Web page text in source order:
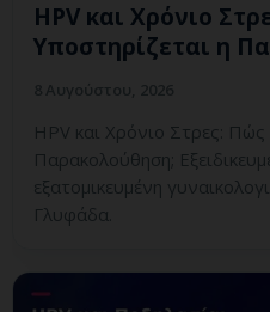
HPV και Χρόνιο
Υποστηρίζεται η
HPV και Χρόνιο Στρες: Πώς
Παρακολούθηση;
εξατομικευμένη
Γλυφάδα.